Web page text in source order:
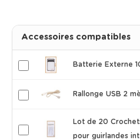
Accessoires compatibles
Batterie Externe
Rallonge USB 2
Lot de 20
pour guirlandes